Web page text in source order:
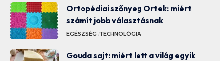
Ortopédiai szőnyeg Ortek: miért
számít jobb választásnak
EGÉSZSÉG TECHNOLÓGIA
Gouda sajt: miért lett a világ egyik